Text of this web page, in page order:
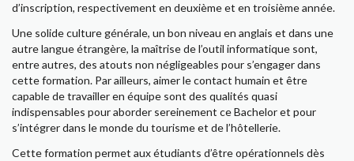
d’inscription, respectivement en deuxième et en troisième année.
Une solide culture générale, un bon niveau en anglais et dans une
autre langue étrangère, la maîtrise de l’outil informatique sont,
entre autres, des atouts non négligeables pour s’engager dans
cette formation. Par ailleurs, aimer le contact humain et être
capable de travailler en équipe sont des qualités quasi
indispensables pour aborder sereinement ce Bachelor et pour
s’intégrer dans le monde du tourisme et de l’hôtellerie.
Cette formation permet aux étudiants d’être opérationnels dès